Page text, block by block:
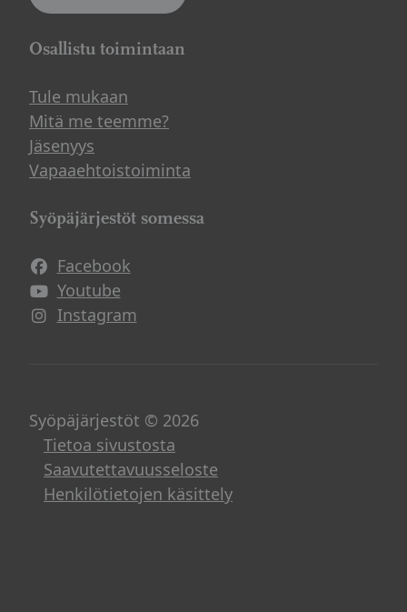
Osallistu toimintaan
Tule mukaan
Mitä me teemme?
Jäsenyys
Vapaaehtoistoiminta
Syöpäjärjestöt somessa
Facebook
Avautuu uuteen ikkunaan
Youtube
Avautuu uuteen ikkunaan
Instagram
Avautuu uuteen ikkunaan
Syöpäjärjestöt © 2026
Tietoa sivustosta
Saavutettavuusseloste
Henkilötietojen käsittely